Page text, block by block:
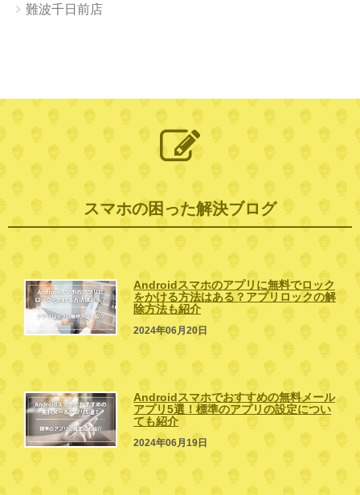
難波千日前店
スマホの困った解決ブログ
Androidスマホのアプリに無料でロック
をかける方法はある？アプリロックの解
除方法も紹介
2024年06月20日
Androidスマホでおすすめの無料メール
アプリ5選！標準のアプリの設定につい
ても紹介
2024年06月19日